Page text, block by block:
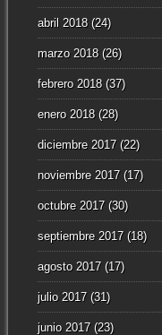
abril 2018(24)
marzo 2018(26)
febrero 2018(37)
enero 2018(28)
diciembre 2017(22)
noviembre 2017(17)
octubre 2017(30)
septiembre 2017(18)
agosto 2017(17)
julio 2017(31)
junio 2017(23)